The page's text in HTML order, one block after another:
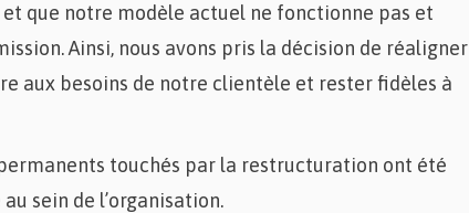
que notre modèle actuel ne fonctionne pas et
Ainsi, nous avons pris la décision de réaligner
aux besoins de notre clientèle et rester fidèles à
touchés par la restructuration ont été
sein de l’organisation.